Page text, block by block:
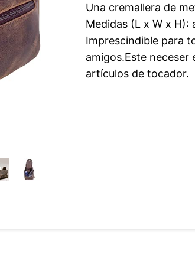
Una cremallera de
Medidas (L x W x
Imprescindible para
amigos.Este neceser
artículos de tocador.